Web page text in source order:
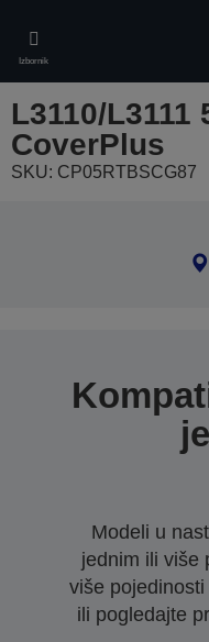
main
content
Izbornik
L3110/L3111
CoverPlus
SKU: CP05RTBSCG87
Modeli u
jednim ili više
više
ili pogledajte